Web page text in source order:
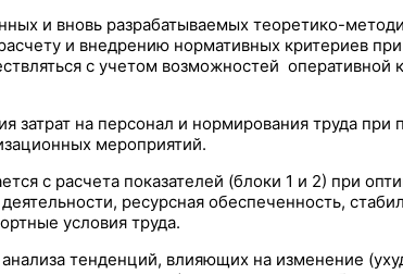
и вновь разрабатываемых теоретико-
и внедрению нормативных критериев
с учетом возможностей
затрат на персонал и нормирования труда
мероприятий.
с расчета показателей (блоки 1 и 2) при
ресурсная обеспеченность,
условия труда.
тенденций, влияющих на изменение